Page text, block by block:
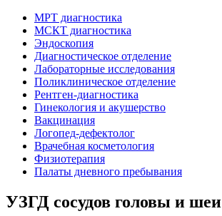
МРТ диагностика
МСКТ диагностика
Эндоскопия
Диагностическое отделение
Лабораторные исследования
Поликлиническое отделение
Рентген-диагностика
Гинекология и акушерство
Вакцинация
Логопед-дефектолог
Врачебная косметология
Физиотерапия
Палаты дневного пребывания
УЗГД сосудов головы и шеи